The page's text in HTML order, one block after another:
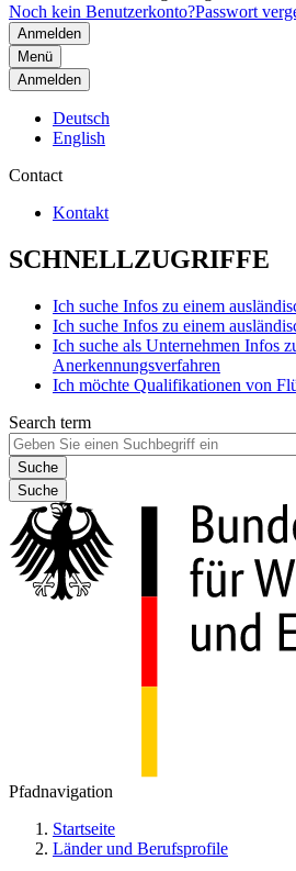
Noch kein Benutzerkonto?Passwort
Menü
Anmelden
Deutsch
English
Contact
Kontakt
SCHNELLZUGRIFFE
Ich suche Infos zu einem
Ich suche Infos zu einem
Ich suche als Unternehmen Infos
Anerkennungsverfahren
Ich möchte Qualifikationen von
Search term
Suche
Pfadnavigation
Startseite
Länder und Berufsprofile